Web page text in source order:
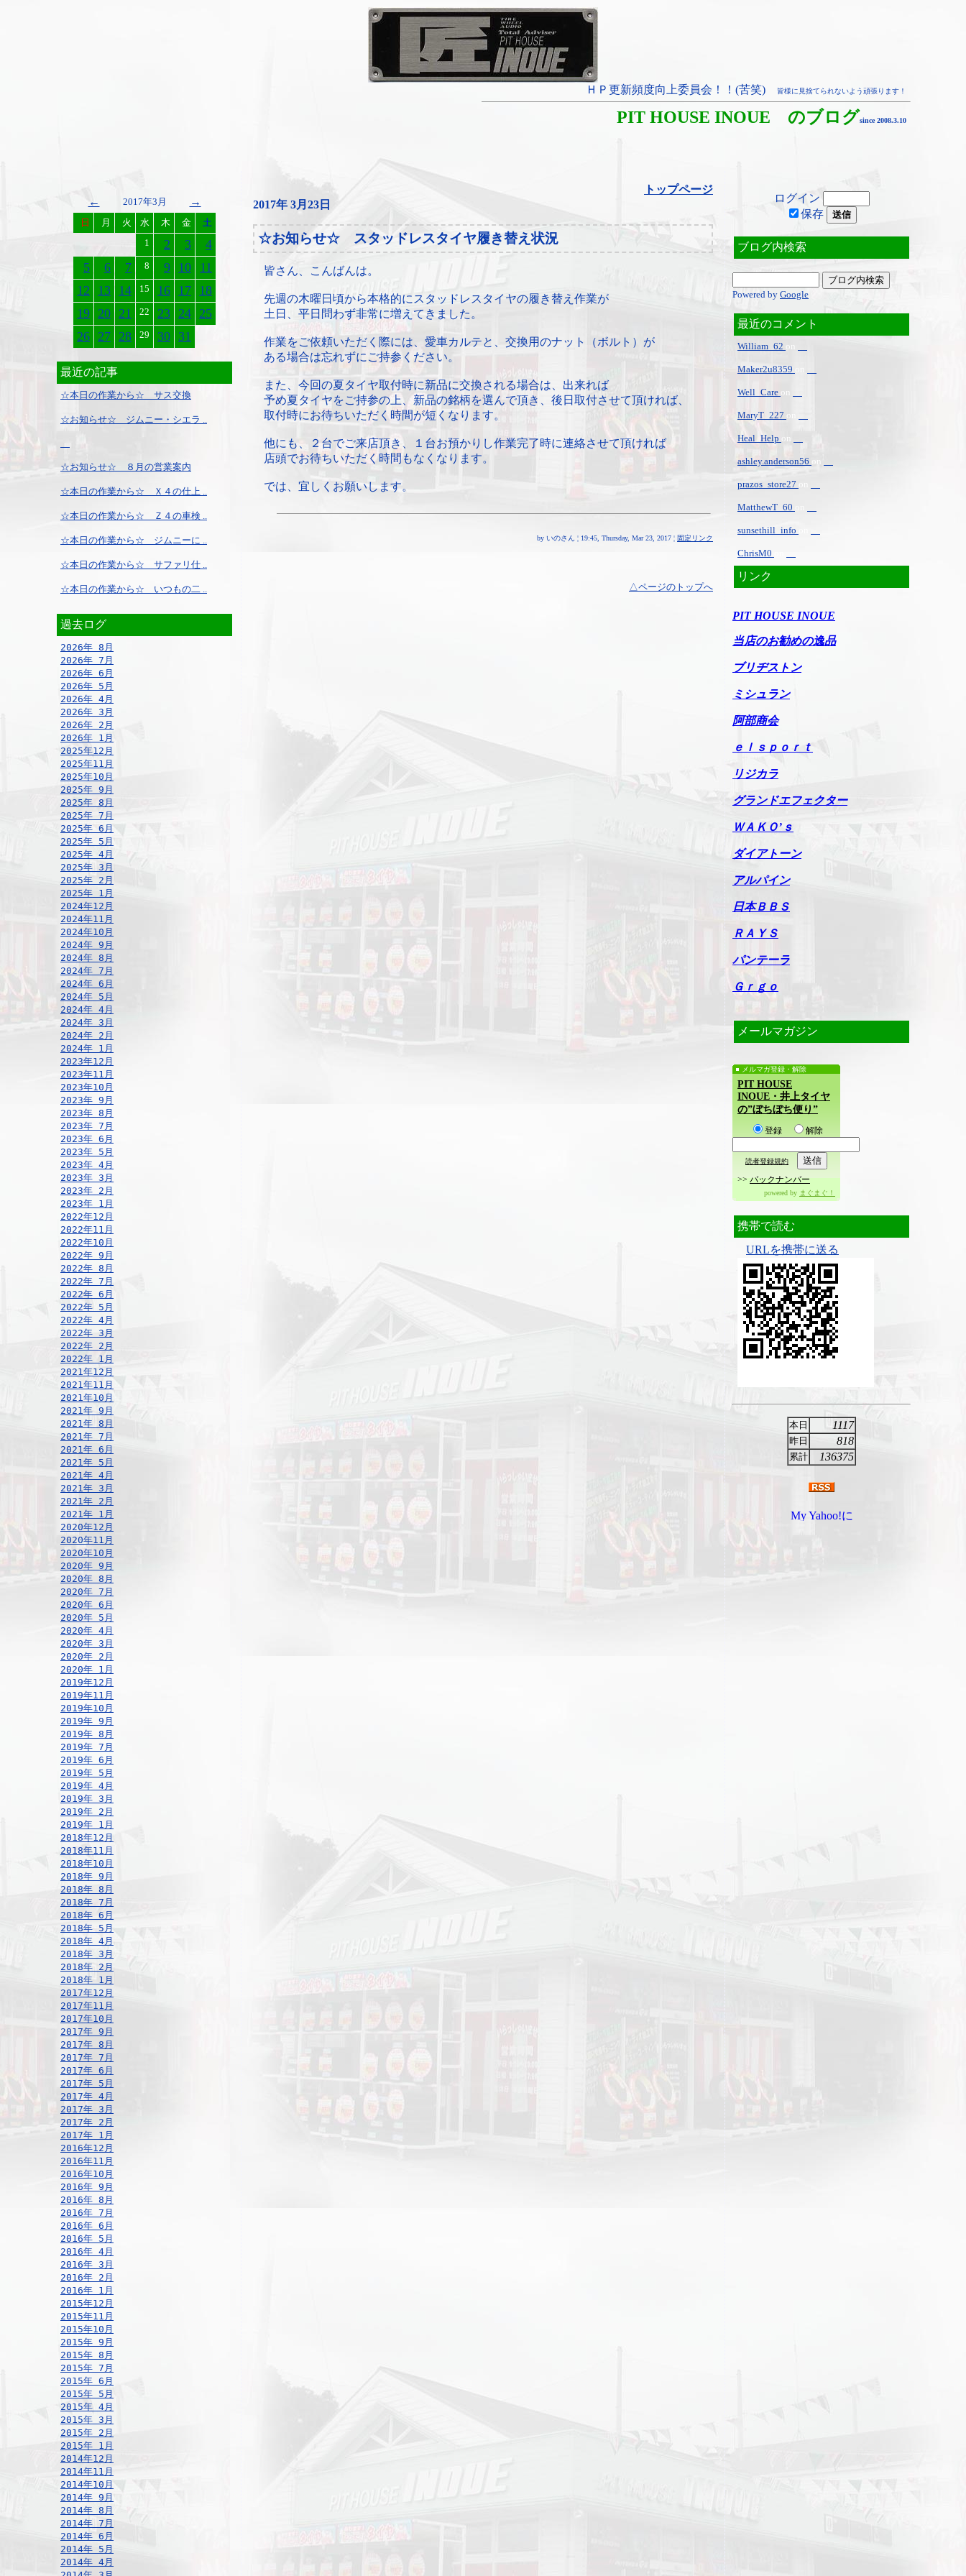
ＨＰ更新頻度向上委員会！！(苦笑) 皆様に見捨てられないよう頑張ります！
PIT HOUSE INOUE のブログsince 2008.3.10
← 2017年3月 →
日 月 火 水 木 金
土
1
2 3
4
5
6 7 8 9 10
11
12
13 14 15 16 17 18
19 20 21 22 23 24 25
26 27 28 29 30 31
最近の記事
☆本日の作業から☆ サス交換
☆お知らせ☆ ジムニー・シエラ ..
☆お知らせ☆ ８月の営業案内
☆本日の作業から☆ Ｘ４の仕上 ..
☆本日の作業から☆ Ｚ４の車検 ..
☆本日の作業から☆ ジムニーに ..
☆本日の作業から☆ サファリ仕 ..
☆本日の作業から☆ いつもの二 ..
過去ログ
2026年 8月
2026年 7月
2026年 6月
2026年 5月
2026年 4月
2026年 3月
2026年 2月
2026年 1月
2025年12月
2025年11月
2025年10月
2025年 9月
2025年 8月
2025年 7月
2025年 6月
2025年 5月
2025年 4月
2025年 3月
2025年 2月
2025年 1月
2024年12月
2024年11月
2024年10月
2024年 9月
2024年 8月
2024年 7月
2024年 6月
2024年 5月
2024年 4月
2024年 3月
2024年 2月
2024年 1月
2023年12月
2023年11月
2023年10月
2023年 9月
2023年 8月
2023年 7月
2023年 6月
2023年 5月
2023年 4月
2023年 3月
2023年 2月
2023年 1月
2022年12月
2022年11月
2022年10月
2022年 9月
2022年 8月
2022年 7月
2022年 6月
2022年 5月
2022年 4月
2022年 3月
2022年 2月
2022年 1月
2021年12月
2021年11月
2021年10月
2021年 9月
2021年 8月
2021年 7月
2021年 6月
2021年 5月
2021年 4月
2021年 3月
2021年 2月
2021年 1月
2020年12月
2020年11月
2020年10月
2020年 9月
2020年 8月
2020年 7月
2020年 6月
2020年 5月
2020年 4月
2020年 3月
2020年 2月
2020年 1月
2019年12月
2019年11月
2019年10月
2019年 9月
2019年 8月
2019年 7月
2019年 6月
2019年 5月
2019年 4月
2019年 3月
2019年 2月
2019年 1月
2018年12月
2018年11月
2018年10月
2018年 9月
2018年 8月
2018年 7月
2018年 6月
2018年 5月
2018年 4月
2018年 3月
2018年 2月
2018年 1月
2017年12月
2017年11月
2017年10月
2017年 9月
2017年 8月
2017年 7月
2017年 6月
2017年 5月
2017年 4月
2017年 3月
2017年 2月
2017年 1月
2016年12月
2016年11月
2016年10月
2016年 9月
2016年 8月
2016年 7月
2016年 6月
2016年 5月
2016年 4月
2016年 3月
2016年 2月
2016年 1月
2015年12月
2015年11月
2015年10月
2015年 9月
2015年 8月
2015年 7月
2015年 6月
2015年 5月
2015年 4月
2015年 3月
2015年 2月
2015年 1月
2014年12月
2014年11月
2014年10月
2014年 9月
2014年 8月
2014年 7月
2014年 6月
2014年 5月
2014年 4月
トップページ
2017年 3月23日
☆お知らせ☆ スタッドレスタイヤ履き替え状況
皆さん、こんばんは。
先週の木曜日頃から本格的にスタッドレスタイヤの履き替え作業が
土日、平日問わず非常に増えてきました。
作業をご依頼いただく際には、愛車カルテと、交換用のナット（ボルト）が
ある場合は忘れずにご持参ください。
また、今回の夏タイヤ取付時に新品に交換される場合は、出来れば
予め夏タイヤをご持参の上、新品の銘柄を選んで頂き、後日取付させて頂ければ、
取付時にお待ちいただく時間が短くなります。
他にも、２台でご来店頂き、１台お預かりし作業完了時に連絡させて頂ければ
店頭でお待ちいただく時間もなくなります。
では、宜しくお願いします。
by いのさん ¦ 19:45, Thursday, Mar 23, 2017 ¦ 固定リンク
△ページのトップへ
ログイン
保存
ブログ内検索
Powered by Google
最近のコメント
William_62 on
Maker2u8359
Well_Care on
MaryT_227 on
Heal_Help on
ashley.anderson56 on
prazos_store27 on
MatthewT_60
sunsethill_info
ChrisM0
リンク
PIT HOUSE INOUE
当店のお勧めの逸品
ブリヂストン
ミシュラン
阿部商会
ｅｌｓｐｏｒｔ
リジカラ
グランドエフェクター
ＷＡＫＯ’ｓ
ダイアトーン
アルパイン
日本ＢＢＳ
ＲＡＹＳ
パンテーラ
Ｇｒｇｏ
メールマガジン
メルマガ登録・解除
PIT HOUSE
INOUE・井上タイヤ
の”ぼちぼち便り”
登録 解除
読者登録規約
>> バックナンバー
powered by まぐまぐ！
携帯で読む
URLを携帯に送る
本日 1117
昨日 818
累計 136375